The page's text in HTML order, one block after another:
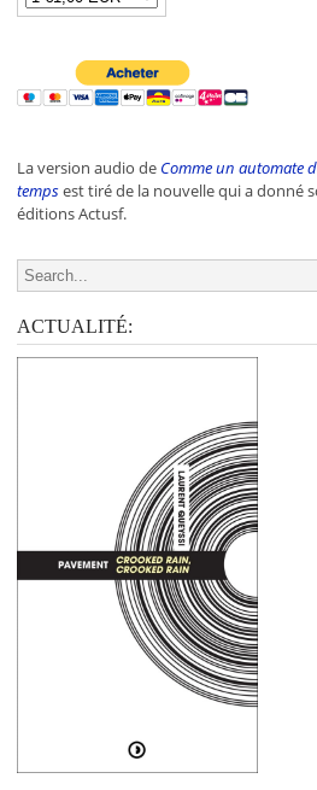
La version audio de Comme un automate
tempsest tiré de la nouvelle qui a donné
éditions Actusf.
Search for:
ACTUALITÉ: